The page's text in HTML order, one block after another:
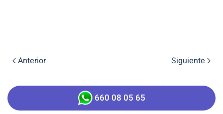
Anterior Siguiente
660 08 05 65